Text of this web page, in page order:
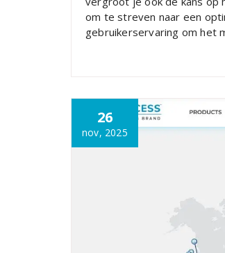
om te streven naar een
gebruikerservaring om het
26
nov, 2025